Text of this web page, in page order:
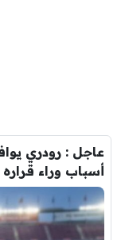
أسباب وراء قراره